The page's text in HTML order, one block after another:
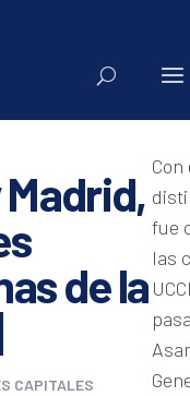
de la
CAPITALES
Con
fue
las